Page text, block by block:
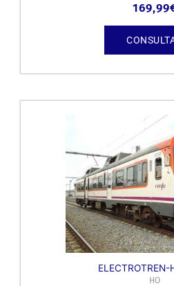
169,99
HO